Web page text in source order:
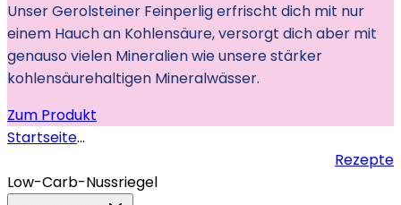
Unser Gerolsteiner Feinperlig erfrischt dich mit nur
einem Hauch an Kohlensäure, versorgt dich aber mit
genauso vielen Mineralien wie unsere stärker
kohlensäurehaltigen Mineralwässer.
Zum Produkt
Startseite...
Rezepte
Low-Carb-Nussriegel